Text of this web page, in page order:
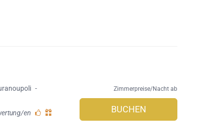
-
en
Zimmerpreise/Nacht ab
BUCHEN